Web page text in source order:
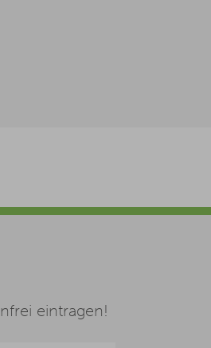
eintragen!